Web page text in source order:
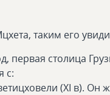
таким его
первая столица
с:
(XI в). Он